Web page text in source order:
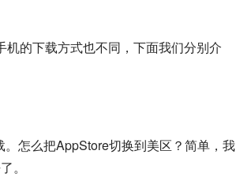
的下载方式也不同，下面我们分别介
怎么把AppStore切换到美区？简单，我
。